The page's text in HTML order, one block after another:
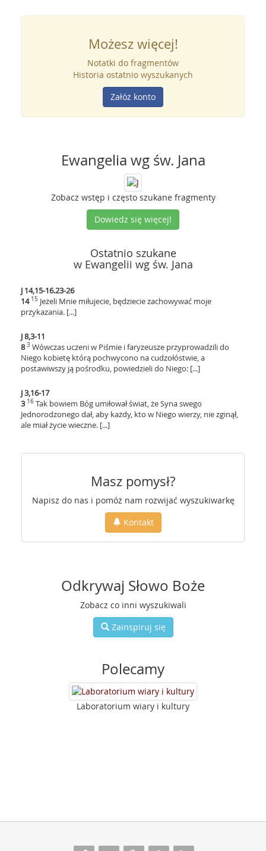
Możesz więcej!
Notatki do fragmentów
Historia ostatnio wyszukanych
Załóż konto
Ewangelia wg św. Jana
Zobacz wstęp i często szukane fragmenty
Dowiedz się więcej!
Ostatnio szukane
w Ewangelii wg św. Jana
J 14,15-16.23-26
14 15 Jeżeli Mnie miłujecie, będziecie zachowywać moje
przykazania. [...]
J 8,3-11
8 3 Wówczas uczeni w Piśmie i faryzeusze przyprowadzili do
Niego kobietę którą pochwycono na cudzołóstwie, a
postawiwszy ją pośrodku, powiedzieli do Niego: [...]
J 3,16-17
3 16 Tak bowiem Bóg umiłował świat, że Syna swego
Jednorodzonego dał, aby każdy, kto w Niego wierzy, nie zginął,
ale miał życie wieczne. [...]
Masz pomysł?
Napisz do nas i pomóż nam rozwijać wyszukiwarkę
Kontakt
Odkrywaj Słowo Boże
Zobacz co inni wyszukiwali
Zainspiruj się
Polecamy
Laboratorium wiary i kultury